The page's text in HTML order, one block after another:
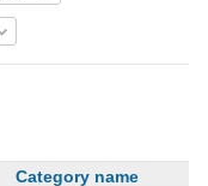
Category name